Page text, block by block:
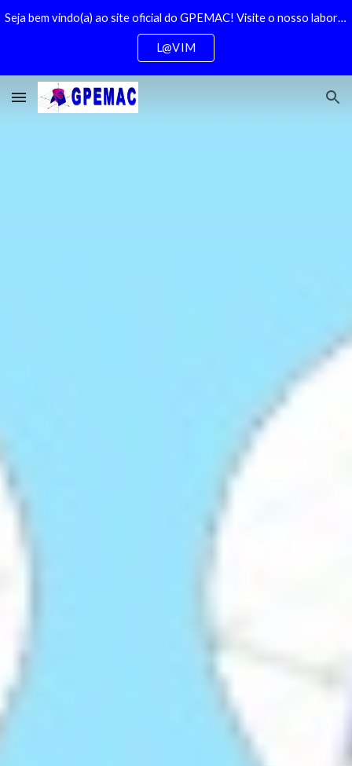
Skip to main content
Seja bem vindo(a) ao site oficial do GPEMAC! Visite o nosso laboratório clicando aqui
L@VIM